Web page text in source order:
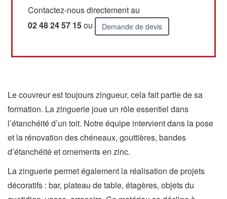
Contactez-nous directement au
02 48 24 57 15ou Demande de devis
Le couvreur est toujours zingueur, cela fait partie de sa
formation. La zinguerie joue un rôle essentiel dans
l’étanchéité d’un toit. Notre équipe intervient dans la pose
et la rénovation des chéneaux, gouttières, bandes
d’étanchéité et ornements en zinc.
La zinguerie permet également la réalisation de projets
décoratifs : bar, plateau de table, étagères, objets du